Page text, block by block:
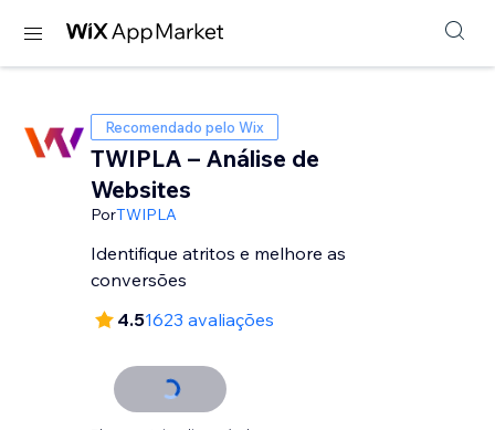
Recomendado pelo Wix
TWIPLA – Análise de
Websites
PorTWIPLA
Identifique atritos e melhore as
conversões
4.51623 avaliações